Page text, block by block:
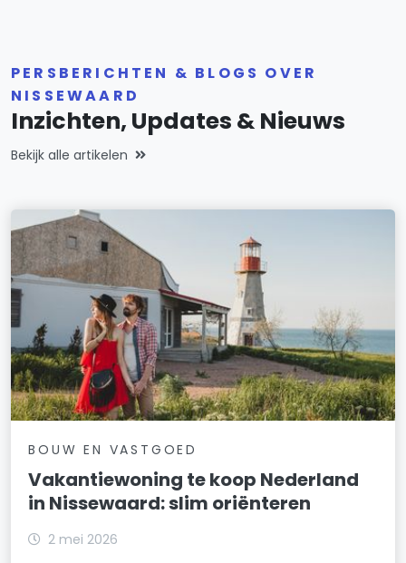
PERSBERICHTEN & BLOGS OVER
NISSEWAARD
Inzichten, Updates & Nieuws
Bekijk alle artikelen
BOUW EN VASTGOED
Vakantiewoning te koop Nederland
in Nissewaard: slim oriënteren
2 mei 2026